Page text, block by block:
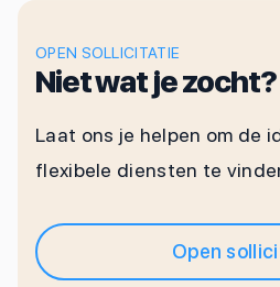
OPEN SOLLICITATIE
Niet wat je zocht?
Laat ons je helpen om de
flexibele diensten te
Open